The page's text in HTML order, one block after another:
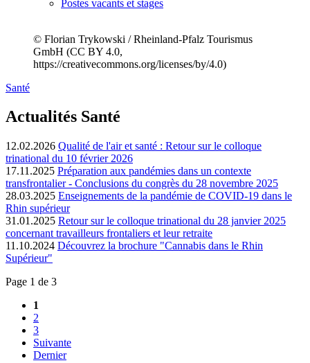
Postes vacants et stages
© Florian Trykowski / Rheinland-Pfalz Tourismus
GmbH (CC BY 4.0,
https://creativecommons.org/licenses/by/4.0)
Santé
Actualités Santé
12.02.2026 Qualité de l'air et santé : Retour sur le colloque
trinational du 10 février 2026
17.11.2025 Préparation aux pandémies dans un contexte
transfrontalier - Conclusions du congrès du 28 novembre 2025
28.03.2025 Enseignements de la pandémie de COVID-19 dans le
Rhin supérieur
31.01.2025 Retour sur le colloque trinational du 28 janvier 2025
concernant travailleurs frontaliers et leur retraite
11.10.2024 Découvrez la brochure "Cannabis dans le Rhin
Supérieur"
Page 1 de 3
1
2
3
Suivante
Dernier